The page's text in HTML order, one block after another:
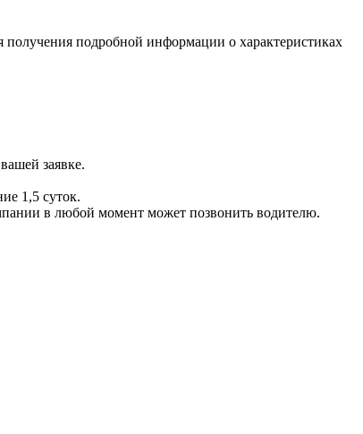
подробной информации о характеристиках
заявке.
1,5 суток.
в любой момент может позвонить водителю.